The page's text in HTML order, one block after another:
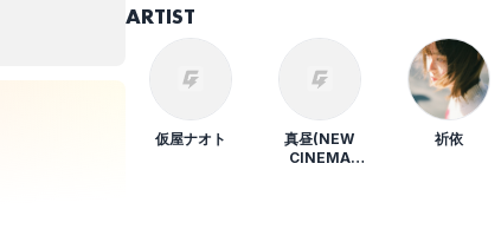
ARTIST
仮屋ナオト
真昼(NEW
CINEMA
祈依